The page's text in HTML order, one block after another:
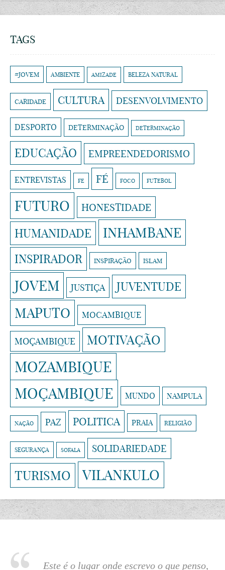
TAGS
#JOVEM AMBIENTE AMIZADE BELEZA NATURAL
CARIDADE CULTURA DESENVOLVIMENTO
DESPORTO DETERMINAÇÃO DETERMINAÇÃO
EDUCAÇÃO EMPREENDEDORISMO
ENTREVISTAS FE FÉ FOCO FUTEBOL
FUTURO HONESTIDADE
HUMANIDADE INHAMBANE
INSPIRADOR INSPIRAÇÃO ISLAM
JOVEM JUSTIÇA JUVENTUDE
MAPUTO MOCAMBIQUE
MOÇAMBIQUE MOTIVAÇÃO
MOZAMBIQUE
MOÇAMBIQUE MUNDO NAMPULA
NAÇÃO PAZ POLITICA PRAIA RELIGIÃO
SEGURANÇA SOFALA SOLIDARIEDADE
TURISMO VILANKULO
Este é o lugar onde escrevo o que penso,